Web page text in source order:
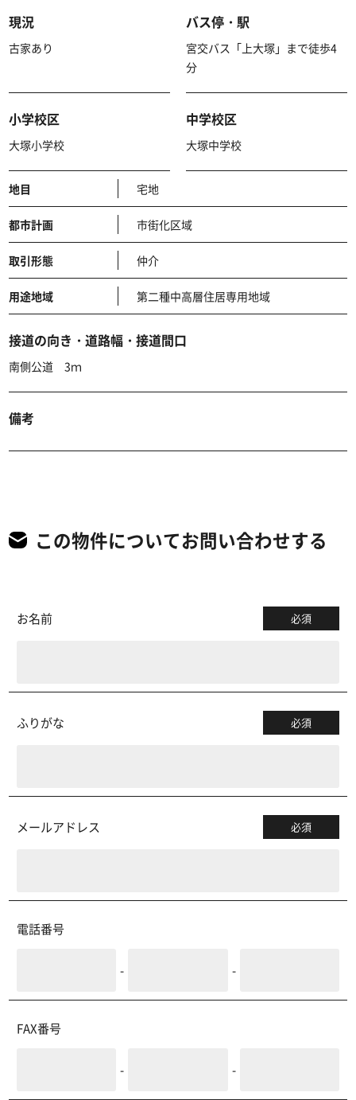
現況
古家あり
バス停・駅
宮交バス「上大塚」まで徒歩4
分
小学校区
大塚小学校
中学校区
大塚中学校
地目 宅地
都市計画 市街化区域
取引形態 仲介
用途地域 第二種中高層住居専用地域
接道の向き・道路幅・接道間口
南側公道 3ｍ
備考
この物件についてお問い合わせする
お名前 必須
ふりがな 必須
メールアドレス 必須
電話番号
- -
FAX番号
- -